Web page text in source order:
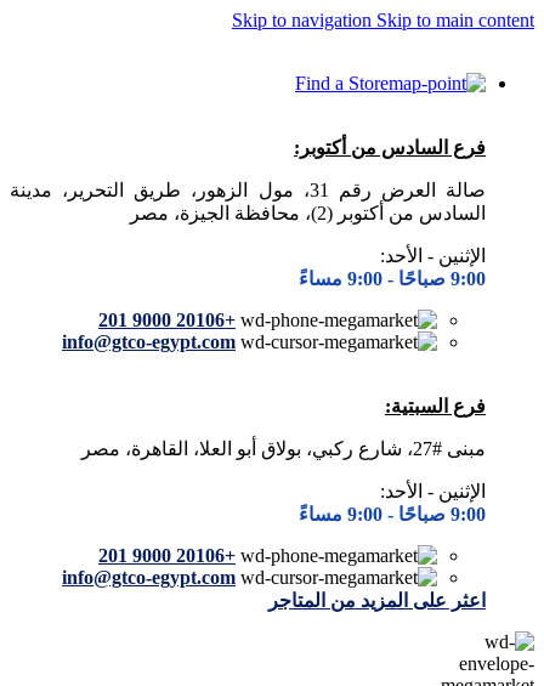
Skip to navigation Skip to main content
Find a Store
فرع السادس من أكتوبر:
صالة العرض رقم 31، مول الزهور، طريق التحرير، مدينة
السادس من أكتوبر (2)، محافظة الجيزة، مصر
الإثنين - الأحد:
9:00 صباحًا -
9:00 مساءً
+20106 9000 201
info@gtco-egypt.com
فرع السبتية:
مبنى #27، شارع ركبي، بولاق أبو العلا، القاهرة، مصر
الإثنين - الأحد:
9:00 صباحًا -
9:00 مساءً
+20106 9000 201
info@gtco-egypt.com
اعثر على المزيد من المتاجر